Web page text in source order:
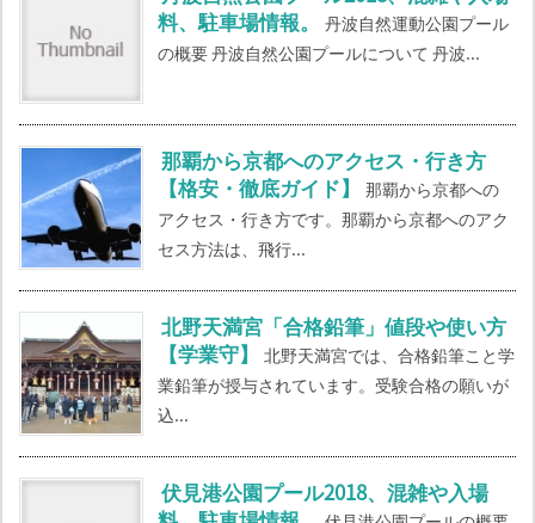
料、駐車場情報。
丹波自然運動公園プール
の概要 丹波自然公園プールについて 丹波...
那覇から京都へのアクセス・行き方
【格安・徹底ガイド】
那覇から京都への
アクセス・行き方です。那覇から京都へのアク
セス方法は、飛行...
北野天満宮「合格鉛筆」値段や使い方
【学業守】
北野天満宮では、合格鉛筆こと学
業鉛筆が授与されています。受験合格の願いが
込...
伏見港公園プール2018、混雑や入場